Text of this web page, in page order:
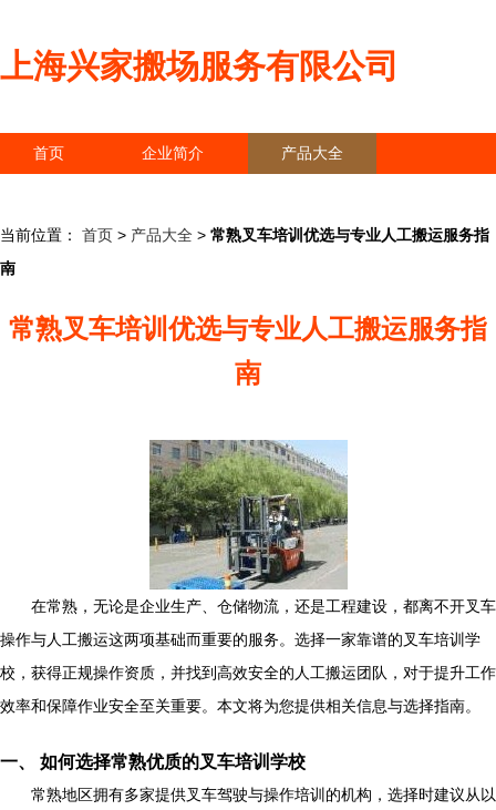
上海兴家搬场服务有限公司
首页 企业简介 产品大全
当前位置： 首页 > 产品大全 > 常熟叉车培训优选与专业人工搬运服务指
南
常熟叉车培训优选与专业人工搬运服务指
南
在常熟，无论是企业生产、仓储物流，还是工程建设，都离不开叉车
操作与人工搬运这两项基础而重要的服务。选择一家靠谱的叉车培训学
校，获得正规操作资质，并找到高效安全的人工搬运团队，对于提升工作
效率和保障作业安全至关重要。本文将为您提供相关信息与选择指南。
一、 如何选择常熟优质的叉车培训学校
常熟地区拥有多家提供叉车驾驶与操作培训的机构，选择时建议从以